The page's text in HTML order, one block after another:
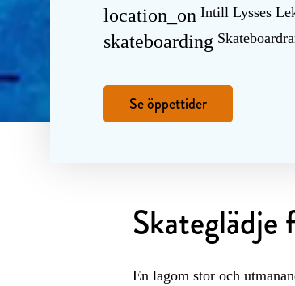
location_on Intill Lysses
skateboarding
Se öppettider
Skateglädje
En lagom stor och